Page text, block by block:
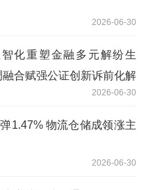
2026-06-30
化重塑金融多元解纷生
合赋强公证创新诉前化解
2026-06-30
1.47% 物流仓储成领涨主
2026-06-30